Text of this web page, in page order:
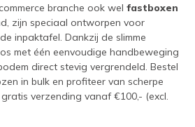
branche ook wel fastboxen
zijn speciaal ontworpen voor
inpaktafel. Dankzij de slimme
met één eenvoudige handbeweging
direct stevig vergrendeld. Bestel
in bulk en profiteer van scherpe
verzending vanaf €100,- (excl.